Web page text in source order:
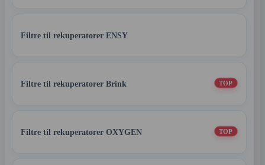
Filtre til rekuperatorer ENSY
Filtre til rekuperatorer Brink TOP
Filtre til rekuperatorer OXYGEN TOP